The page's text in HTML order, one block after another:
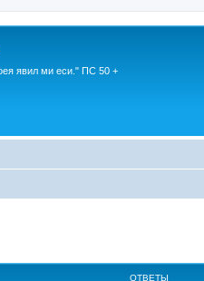
явил ми еси." ПС 50 +
ОТВЕТЫ